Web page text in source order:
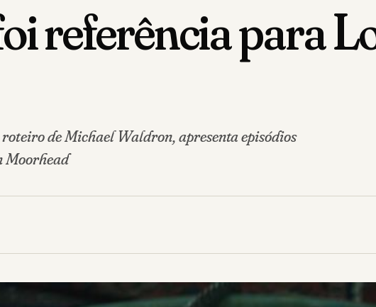
referência para
de Michael Waldron, apresenta episódios
Moorhead